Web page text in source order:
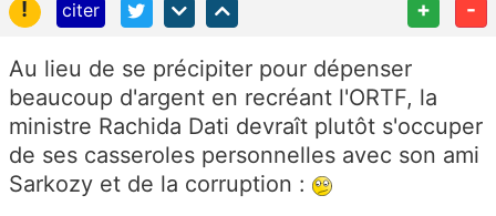
!
citer + -
Au lieu de se précipiter pour dépenser
beaucoup d'argent en recréant l'ORTF, la
ministre Rachida Dati devraît plutôt s'occuper
de ses casseroles personnelles avec son ami
Sarkozy et de la corruption :